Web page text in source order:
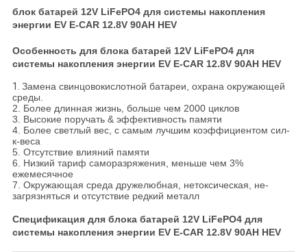
блок батарей 12V LiFePO4 для системы накопления
энергии EV E-CAR 12.8V 90AH HEV
Особенность для блока батарей 12V LiFePO4 для
системы накопления энергии EV E-CAR 12.8V 90AH HEV
1. Замена свинцовокислотной батареи, охрана окружающей
среды.
2. Более длинная жизнь, больше чем 2000 циклов
3. Высокие поручать & эффективность памяти
4. Более светлый вес, с самым лучшим коэффициентом сил-
к-веса
5. Отсутствие влияний памяти
6. Низкий тариф саморазряжения, меньше чем 3%
ежемесячное
7. Окружающая среда дружелюбная, нетоксическая, не-
загрязняться и отсутствие редкий металл
Спецификация для блока батарей 12V LiFePO4 для
системы накопления энергии EV E-CAR 12.8V 90AH HEV